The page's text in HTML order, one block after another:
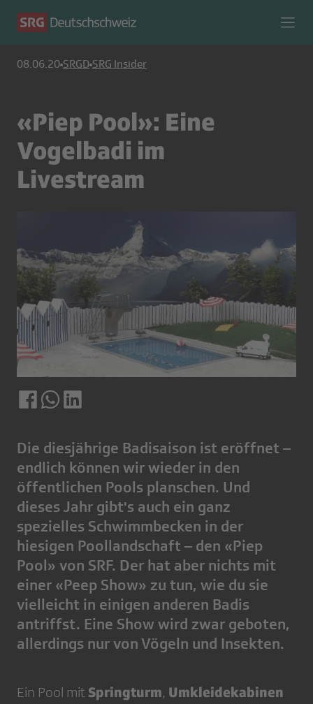
08.06.20 SRGD SRG Insider
«Piep Pool»: Eine
Vogelbadi im
Livestream
Die diesjährige Badisaison ist eröffnet –
endlich können wir wieder in den
öffentlichen Pools planschen. Und
dieses Jahr gibt's auch ein ganz
spezielles Schwimmbecken in der
hiesigen Poollandschaft – den «Piep
Pool» von SRF. Der hat aber nichts mit
einer «Peep Show» zu tun, wie du sie
vielleicht in einigen anderen Badis
antriffst. Eine Show wird zwar geboten,
allerdings nur von Vögeln und Insekten.
Ein Pool mit Springturm, Umkleidekabinen